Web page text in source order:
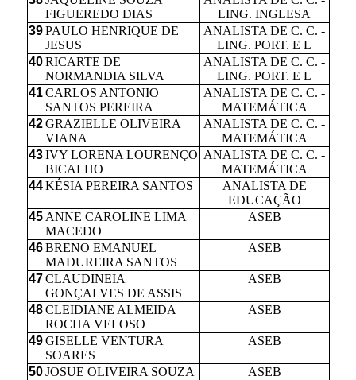
FIGUEREDO DIAS
LING. INGLESA
39 PAULO HENRIQUE DE
JESUS
ANALISTA DE C. C. -
LING. PORT. E L
40 RICARTE DE
NORMANDIA SILVA
ANALISTA DE C. C. -
LING. PORT. E L
41 CARLOS ANTONIO
SANTOS PEREIRA
ANALISTA DE C. C. -
MATEMÁTICA
42 GRAZIELLE OLIVEIRA
VIANA
ANALISTA DE C. C. -
MATEMÁTICA
43 IVY LORENA LOURENÇO
BICALHO
ANALISTA DE C. C. -
MATEMÁTICA
44 KÉSIA PEREIRA SANTOS
ANALISTA DE
EDUCAÇÃO
45 ANNE CAROLINE LIMA
MACEDO
ASEB
46 BRENO EMANUEL
MADUREIRA SANTOS
ASEB
47 CLAUDINEIA
GONÇALVES DE ASSIS
ASEB
48 CLEIDIANE ALMEIDA
ROCHA VELOSO
ASEB
49 GISELLE VENTURA
SOARES
ASEB
50 JOSUE OLIVEIRA SOUZA
ASEB